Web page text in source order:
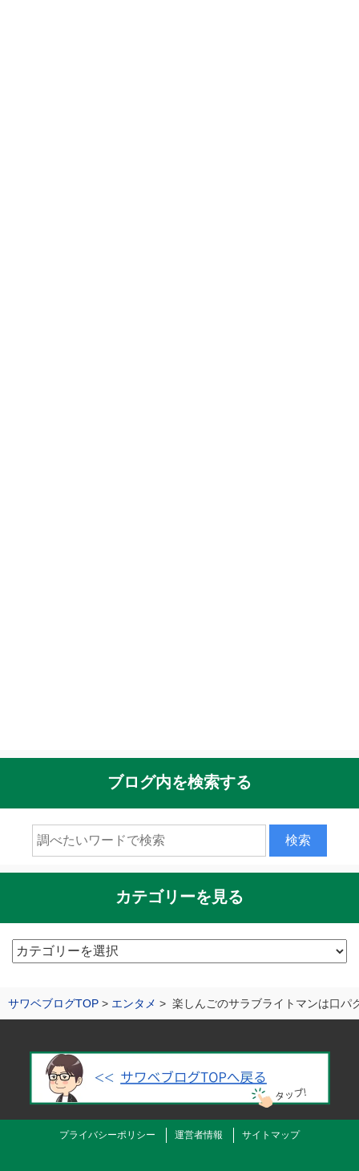
サワベブログTOP エンタメ 楽しんごのサラブライトマンは口パ
ブログ内を検索する
カテゴリーを見る
カ
リ
プライバシーポリシー 運営者情報 サイトマップ